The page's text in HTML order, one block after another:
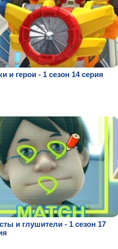
и герои - 1 сезон 14 серия
и глушители - 1 сезон 17